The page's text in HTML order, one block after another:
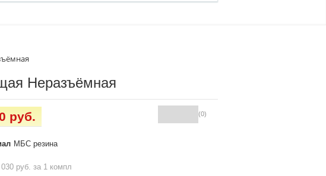
Неразъёмная
(0)
руб.
МБС резина
030 руб. за 1 компл